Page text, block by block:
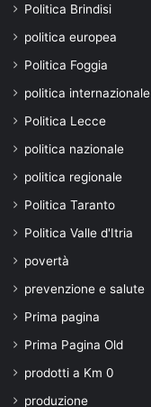
Politica Brindisi
politica europea
Politica Foggia
politica internazionale
Politica Lecce
politica nazionale
politica regionale
Politica Taranto
Politica Valle d'Itria
povertà
prevenzione e salute
Prima pagina
Prima Pagina Old
prodotti a Km 0
produzione